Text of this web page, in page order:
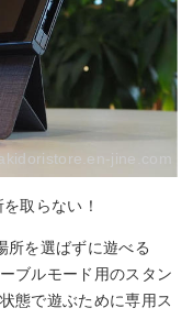
jine.com
取らない！
所を選ばずに遊べる
ブルモード用のスタン
態で遊ぶために専用ス